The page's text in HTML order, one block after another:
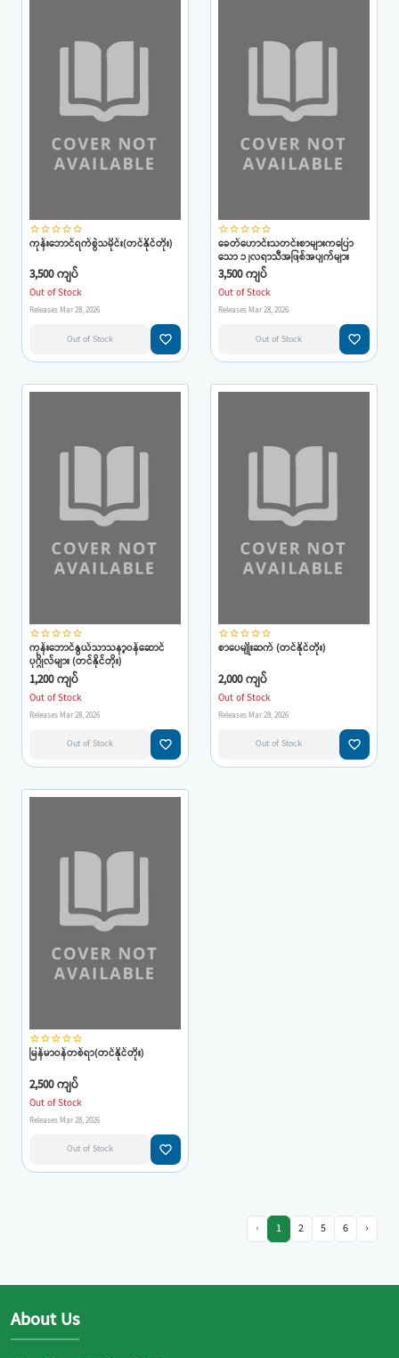
star_borderstar_borderstar_borderstar_borderstar_border
ကုန်းဘောင်ရက်စွဲသမိုင်း(တင်နိုင်တိုး)
3,500 ကျပ်
Out of Stock
Releases Mar 28, 2026
Out of Stock favorite_border
star_borderstar_borderstar_borderstar_borderstar_border
ခေတ်ဟောင်းသတင်းစာများကပြော
သော ၁၂လရာသီအဖြစ်အပျက်များ
(တင်နိုင်တိုး)
3,500 ကျပ်
Out of Stock
Releases Mar 28, 2026
Out of Stock favorite_border
star_borderstar_borderstar_borderstar_borderstar_border
ကုန်းဘောင်နွယ်သာသနာ့ဝန်ဆောင်
ပုဂ္ဂိုလ်များ (တင်နိုင်တိုး)
1,200 ကျပ်
Out of Stock
Releases Mar 28, 2026
Out of Stock favorite_border
star_borderstar_borderstar_borderstar_borderstar_border
စာပေမျိုးဆက် (တင်နိုင်တိုး)
2,000 ကျပ်
Out of Stock
Releases Mar 28, 2026
Out of Stock favorite_border
star_borderstar_borderstar_borderstar_borderstar_border
မြန်မာဝန်တစ်ရာ(တင်နိုင်တိုး)
2,500 ကျပ်
Out of Stock
Releases Mar 28, 2026
Out of Stock favorite_border
‹ 1 2 5 6 ›
About Us